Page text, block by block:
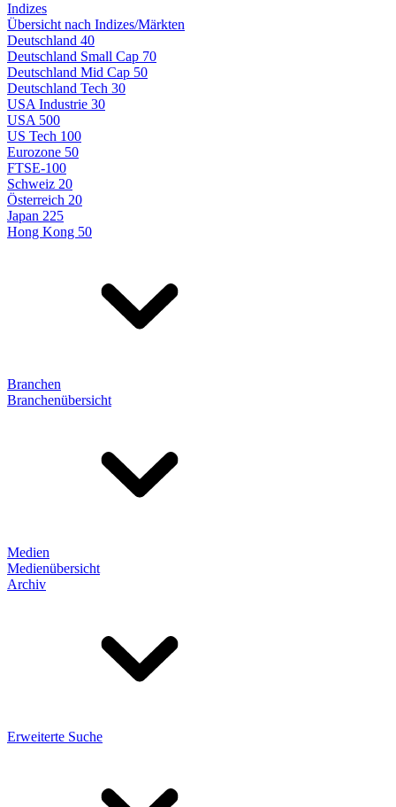
Indizes
Übersicht nach Indizes/Märkten
Deutschland 40
Deutschland Small Cap 70
Deutschland Mid Cap 50
Deutschland Tech 30
USA Industrie 30
USA 500
US Tech 100
Eurozone 50
FTSE-100
Schweiz 20
Österreich 20
Japan 225
Hong Kong 50
Branchen
Branchenübersicht
Medien
Medienübersicht
Archiv
Erweiterte Suche